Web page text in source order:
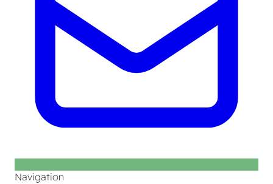
Navigation